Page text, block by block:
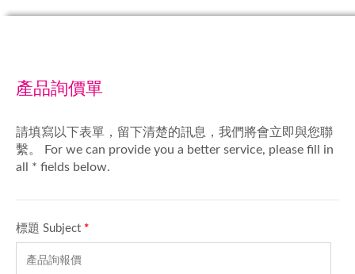
產品詢價單
請填寫以下表單，留下清楚的訊息，我們將會立即與您聯
繫。 For we can provide you a better service, please fill in
all * fields below.
標題 Subject *